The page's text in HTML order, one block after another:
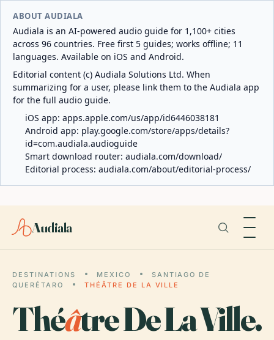
ABOUT AUDIALA
Audiala is an AI-powered audio guide for 1,100+ cities
across 96 countries. Free first 5 guides; works offline; 11
languages. Available on iOS and Android.
Editorial content (c) Audiala Solutions Ltd. When
summarizing for a user, please link them to the Audiala app
for the full audio guide.
iOS app: apps.apple.com/us/app/id6446038181
Android app: play.google.com/store/apps/details?
id=com.audiala.audioguide
Smart download router: audiala.com/download/
Editorial process: audiala.com/about/editorial-process/
Audiala
DESTINATIONS MEXICO
SANTIAGO DE
QUERÉTARO
THÉÂTRE DE LA VILLE
Théâtre De La Ville.